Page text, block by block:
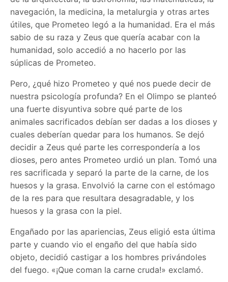
navegación, la medicina, la metalurgia y otras artes
útiles, que Prometeo legó a la humanidad. Era el más
sabio de su raza y Zeus que quería acabar con la
humanidad, solo accedió a no hacerlo por las
súplicas de Prometeo.
Pero, ¿qué hizo Prometeo y qué nos puede decir de
nuestra psicología profunda? En el Olimpo se planteó
una fuerte disyuntiva sobre qué parte de los
animales sacrificados debían ser dadas a los dioses y
cuales deberían quedar para los humanos. Se dejó
decidir a Zeus qué parte les correspondería a los
dioses, pero antes Prometeo urdió un plan. Tomó una
res sacrificada y separó la parte de la carne, de los
huesos y la grasa. Envolvió la carne con el estómago
de la res para que resultara desagradable, y los
huesos y la grasa con la piel.
Engañado por las apariencias, Zeus eligió esta última
parte y cuando vio el engaño del que había sido
objeto, decidió castigar a los hombres privándoles
del fuego. «¡Que coman la carne cruda!» exclamó.